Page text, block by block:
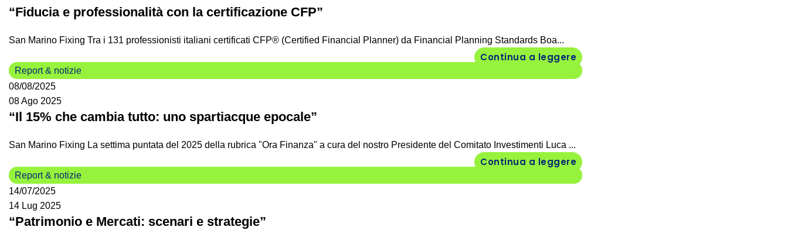
“Fiducia e professionalità con la certificazione CFP”
San Marino Fixing Tra i 131 professionisti italiani certificati CFP® (Certified Financial Planner) da Financial Planning Standards Boa...
Continua a leggere
Report & notizie
08/08/2025
08 Ago 2025
“Il 15% che cambia tutto: uno spartiacque epocale”
San Marino Fixing La settima puntata del 2025 della rubrica "Ora Finanza" a cura del nostro Presidente del Comitato Investimenti Luca ...
Continua a leggere
Report & notizie
14/07/2025
14 Lug 2025
“Patrimonio e Mercati: scenari e strategie”